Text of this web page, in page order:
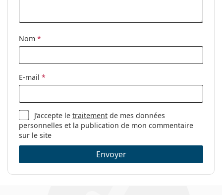
Autres
Sexe:
Marque:
Nom *
E-mail *
J’accepte letraitement de mes données
personnelles et la publication de mon commentaire
sur le site
Envoyer